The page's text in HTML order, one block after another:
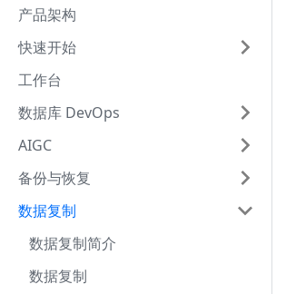
产品架构
快速开始
工作台
数据库 DevOps
AIGC
备份与恢复
数据复制
数据复制简介
数据复制